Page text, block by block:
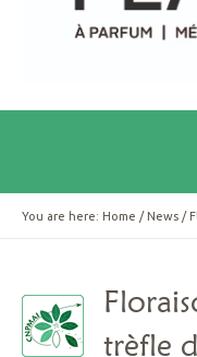
You are here: Home / News /
trèfle